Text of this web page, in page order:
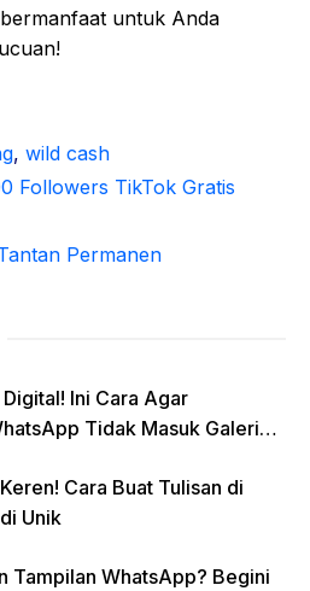
untuk Anda
, wild cash
Followers TikTok Gratis
Permanen
Ini Cara Agar
Tidak Masuk Galeri
Cara Buat Tulisan di
Unik
Tampilan WhatsApp? Begini